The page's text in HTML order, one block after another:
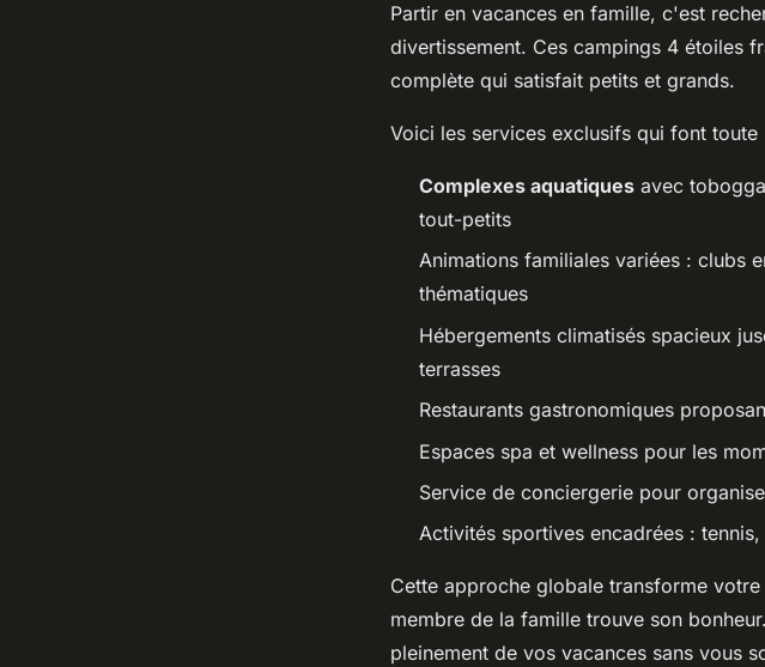
Partir en vacances en famille, c'est
divertissement. Ces campings 4 étoiles
complète qui satisfait petits et grands.
Voici les services exclusifs qui font toute
Complexes aquatiques avec
tout-petits
Animations familiales variées : clubs
thématiques
Hébergements climatisés spacieux
terrasses
Restaurants gastronomiques
Espaces spa et wellness pour les
Service de conciergerie pour
Activités sportives encadrées :
Cette approche globale transforme
membre de la famille trouve son
pleinement de vos vacances sans vous